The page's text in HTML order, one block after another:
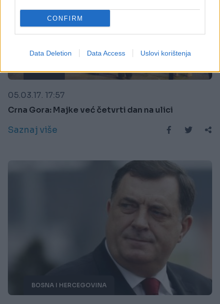
CONFIRM
Data Deletion Data Access Uslovi korištenja
05.03.17. 17:57
Crna Gora: Majke već četvrti dan na ulici
Saznaj više
BOSNA I HERCEGOVINA